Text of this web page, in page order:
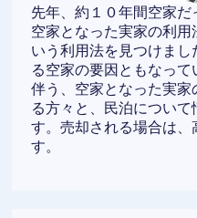
先年、約１０年間空家だ
空家となった実家の利用
いう利用法を見つけま
る空家の要因ともなっ
伴う、空家となった実
る方々と、民泊について
す。売却される場合は、
す。